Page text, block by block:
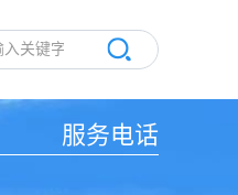
服务电话